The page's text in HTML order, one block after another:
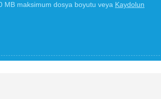
MB maksimum dosya boyutu veya Kaydolun